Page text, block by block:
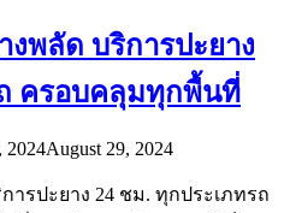
งพลัด บริการปะยาง
ครอบคลุมทุกพื้นที่
2024August 29, 2024
ารปะยาง 24 ชม. ทุกประเภทรถ